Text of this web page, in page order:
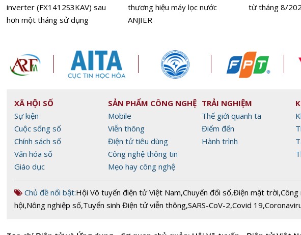
inverter (FX1412S3KAV) sau
hơn một tháng sử dụng
thương hiệu máy lọc nước
ANJIER
từ tháng 8/
XÃ HỘI SỐ
Sự kiện
Cuộc sống số
Chính sách số
Văn hóa số
Giáo dục
SẢN PHẨM CÔNG NGHỆ
Mobile
Viễn thông
Điện tử tiêu dùng
Công nghệ thông tin
Mẹo hay công nghệ
TRẢI NGHIỆM
Thế giới quanh ta
Điểm đến
Hành trình
Chủ đề nổi bật:Hội Vô tuyến điện tử Việt Nam,Chuyển đổi số,Điện mặt trời,
hội,Nông nghiệp số,Tuyển sinh Điện tử viễn thông,SARS-CoV-2,Covid 19,